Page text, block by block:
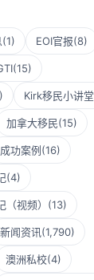
(1) EOI官报(8)
(15)
Kirk移民小讲堂
加拿大移民(15)
成功案例(16)
(4)
视频） (13)
新闻资讯(1,790)
澳洲私校(4)